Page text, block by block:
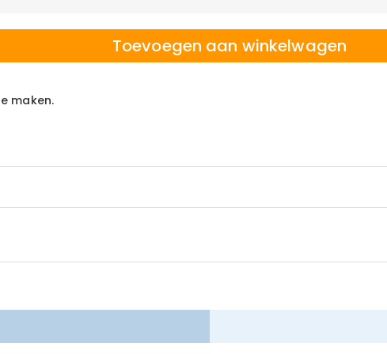
Toevoegen aan winkelwagen
maken.
winkelen, daarom bieden wij een eenvoudig 60-dagen retour- en